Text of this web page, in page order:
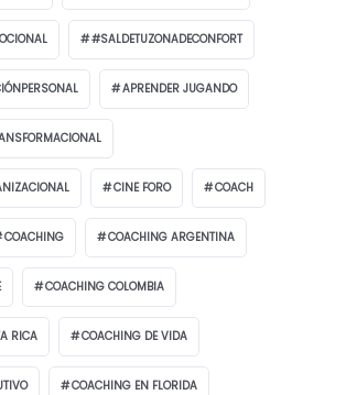
#SALDETUZONADECONFORT
APRENDER JUGANDO
CINE FORO COACH
COACHING COACHING ARGENTINA
COACHING COLOMBIA
RICA COACHING DE VIDA
COACHING EN FLORIDA